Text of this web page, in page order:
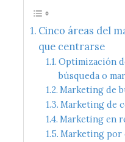
Cinco áreas del
que centrarse
Optimización
búsqueda o
Marketing de
Marketing de
Marketing en
Marketing